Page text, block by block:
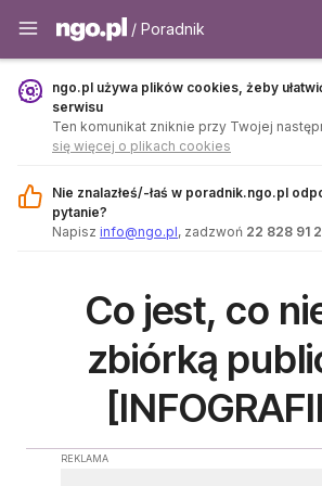
Poradnik - ngo.pl
/ Poradnik
ngo.pl używa plików cookies, żeby
serwisu
Ten komunikat zniknie przy Twojej
się więcej o plikach cookies
Nie znalazłeś/-łaś w poradnik.ngo.pl
pytanie?
Napisz info@ngo.pl, zadzwoń 22 828 91
Co jest, co
zbiórką
REKLAMA